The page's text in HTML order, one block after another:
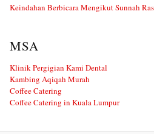
Keindahan Berbicara Mengikut Sunnah
MSA
Klinik Pergigian Kami Dental
Kambing Aqiqah Murah
Coffee Catering
Coffee Catering in Kuala Lumpur